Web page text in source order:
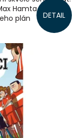
DETAIL
Hamta. Ale
plán